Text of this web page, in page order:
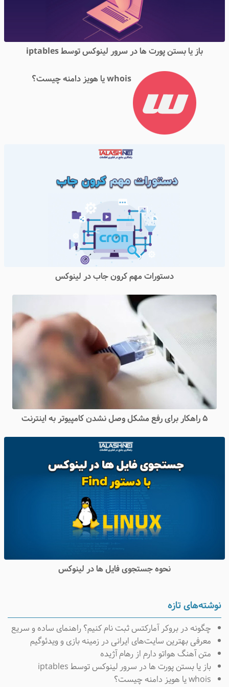
باز یا بستن پورت ها در سرور لینوکس توسط iptables
whois یا هویز دامنه چیست؟
دستورات مهم کرون جاب در لینوکس
نحوه جستجوی فایل ها در لینوکس
نوشته‌های تازه
چگونه در بروکر آمارکتس ثبت نام کنیم؟ راهنمای ساده و سریع
معرفی بهترین سایت‌های ایرانی در زمینه بازی و ویدئوگیم
متن آهنگ هواتو دارم از رهام آژیده
باز یا بستن پورت ها در سرور لینوکس توسط iptables
whois یا هویز دامنه چیست؟